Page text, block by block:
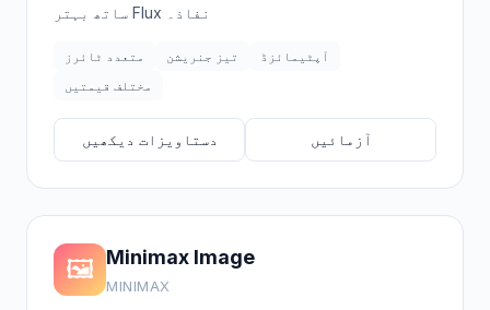
ساتھ بہتر Flux نفاذ۔
متعدد ٹائرز تیز جنریشن
آپٹیمائزڈ
مختلف قیمتیں
دستاویزات دیکھیں آزمائیں
🖼️ Minimax Image
MINIMAX